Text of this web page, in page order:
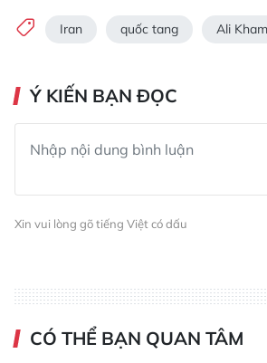
Iran quốc tang Ali
Ý KIẾN BẠN ĐỌC
Xin vui lòng gõ tiếng Việt có dấu
CÓ THỂ BẠN QUAN TÂM